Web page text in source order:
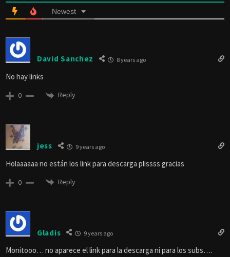
Newest
David Sanchez 8 years ago
No hay links
0 Reply
jess 9 years ago
Holaaaaaa no están los link para descarga plissss gracias
0 Reply
Gladis 9 years ago
Monitooo… no aparece el link para la descarga ni para los subs….